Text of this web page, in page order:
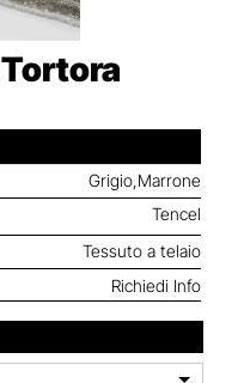
Tortora
Grigio,Marrone
Tencel
Tessuto a telaio
Richiedi Info